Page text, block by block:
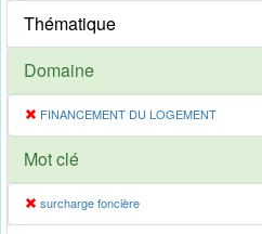
Thématique
Domaine
FINANCEMENT DU LOGEMENT
Mot clé
surcharge foncière